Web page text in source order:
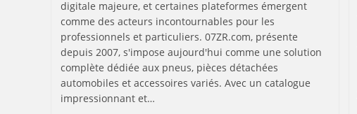
digitale majeure, et certaines plateformes émergent
comme des acteurs incontournables pour les
professionnels et particuliers. 07ZR.com, présente
depuis 2007, s'impose aujourd'hui comme une solution
complète dédiée aux pneus, pièces détachées
automobiles et accessoires variés. Avec un catalogue
impressionnant et…